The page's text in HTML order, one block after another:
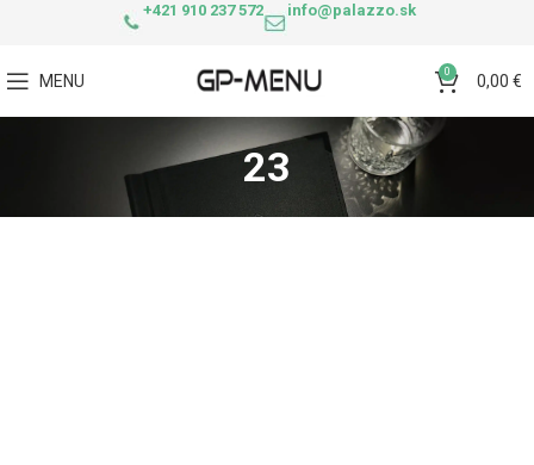
+421 910 237 572 info@palazzo.sk
MENU 0 0,00 €
23